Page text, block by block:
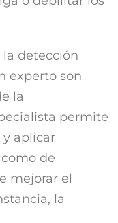
detección
experto son
la
permite
y aplicar
de
mejorar el
la